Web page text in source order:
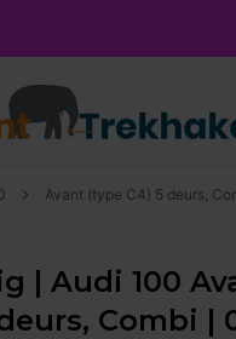
Avant (type C4) 5 deurs,
| Audi 100
Combi |